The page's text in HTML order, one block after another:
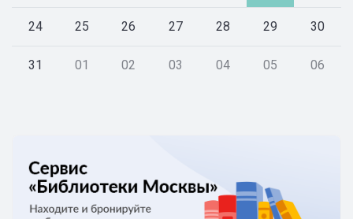
24 25 26 27 28 29 30
31 01 02 03 04 05 06